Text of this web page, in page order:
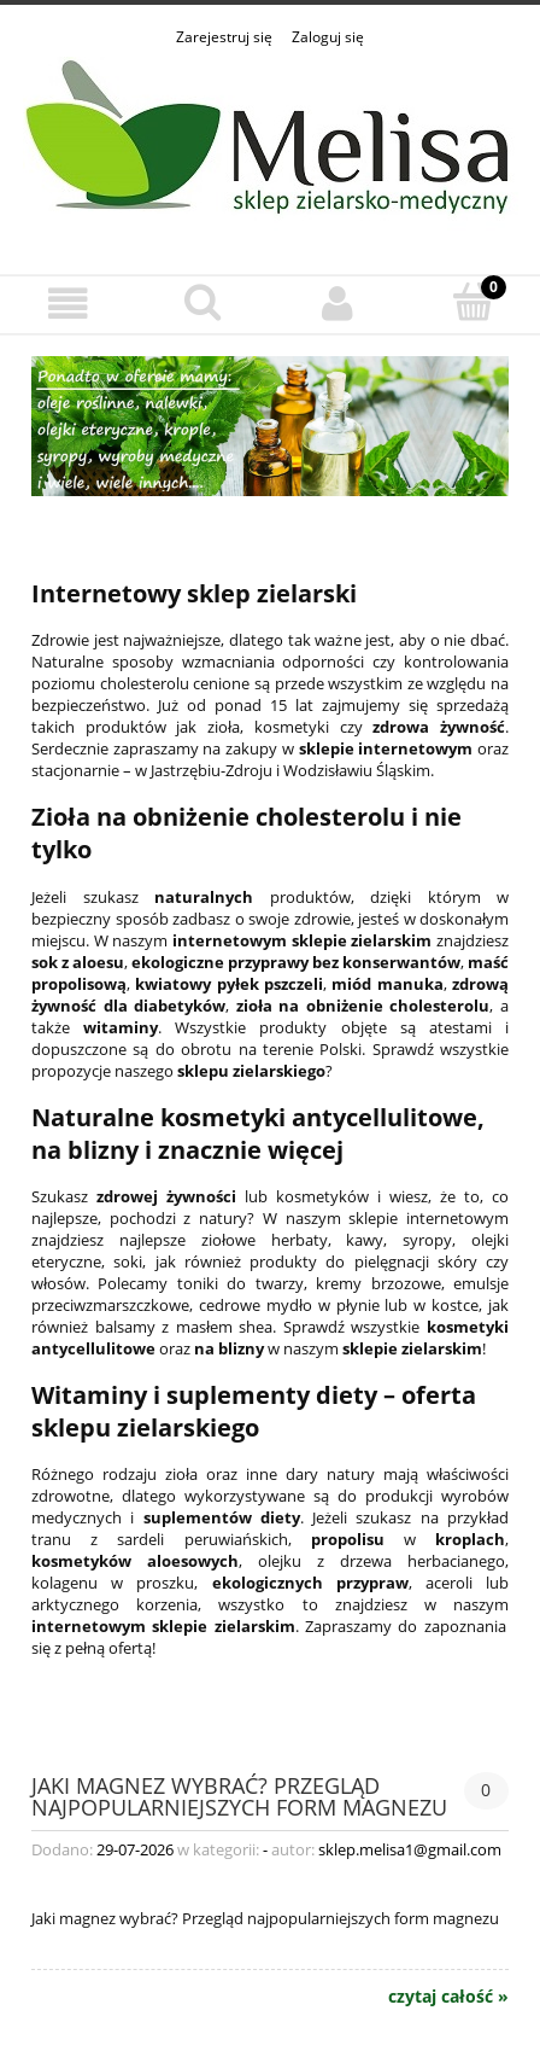
Zarejestruj się Zaloguj się
Internetowy sklep zielarski
Zdrowie jest najważniejsze, dlatego tak ważne jest, aby o nie dbać.
Naturalne sposoby wzmacniania odporności czy kontrolowania
poziomu cholesterolu cenione są przede wszystkim ze względu na
bezpieczeństwo. Już od ponad 15 lat zajmujemy się sprzedażą
takich produktów jak zioła, kosmetyki czyzdrowa żywność.
Serdecznie zapraszamy na zakupy w sklepie internetowym oraz
stacjonarnie – w Jastrzębiu-Zdroju i Wodzisławiu Śląskim.
Zioła na obniżenie cholesterolu i nie
tylko
Jeżeli szukasz naturalnych produktów, dzięki którym w
bezpieczny sposób zadbasz o swoje zdrowie, jesteś w doskonałym
miejscu. W naszym internetowym sklepie zielarskim znajdziesz
sok z aloesu,ekologiczne przyprawy bez konserwantów, maść
propolisową, kwiatowy pyłek pszczeli, miód manuka,zdrową
żywność dla diabetyków, zioła na obniżenie cholesterolu, a
takżewitaminy. Wszystkie produkty objęte są atestami i
dopuszczone są do obrotu na terenie Polski. Sprawdź wszystkie
propozycje naszego sklepu zielarskiego?
Naturalne kosmetyki antycellulitowe,
na bliznyi znacznie więcej
Szukasz zdrowej żywności lub kosmetyków i wiesz, że to, co
najlepsze, pochodzi z natury? W naszym sklepie internetowym
znajdziesz najlepsze ziołowe herbaty, kawy, syropy, olejki
eteryczne, soki, jak również produkty do pielęgnacji skóry czy
włosów. Polecamy toniki do twarzy, kremy brzozowe, emulsje
przeciwzmarszczkowe, cedrowe mydło w płynie lub w kostce, jak
również balsamy z masłem shea. Sprawdź wszystkie kosmetyki
antycellulitoweoraz na bliznyw naszym sklepie zielarskim!
Witaminyi suplementy diety – oferta
sklepu zielarskiego
Różnego rodzaju zioła oraz inne dary natury mają właściwości
zdrowotne, dlatego wykorzystywane są do produkcji wyrobów
medycznych i suplementów diety. Jeżeli szukasz na przykład
tranu z sardeli peruwiańskich, propolisu w kroplach,
kosmetyków aloesowych, olejku z drzewa herbacianego,
kolagenu w proszku, ekologicznych przypraw, aceroli lub
arktycznego korzenia, wszystko to znajdziesz w naszym
internetowym sklepie zielarskim. Zapraszamy do zapoznania
się z pełną ofertą!
JAKI MAGNEZ WYBRAĆ? PRZEGLĄD
NAJPOPULARNIEJSZYCH FORM MAGNEZU
0
Dodano:29-07-2026w kategorii:-autor:sklep.melisa1@gmail.com
Jaki magnez wybrać? Przegląd najpopularniejszych form magnezu
czytaj całość »